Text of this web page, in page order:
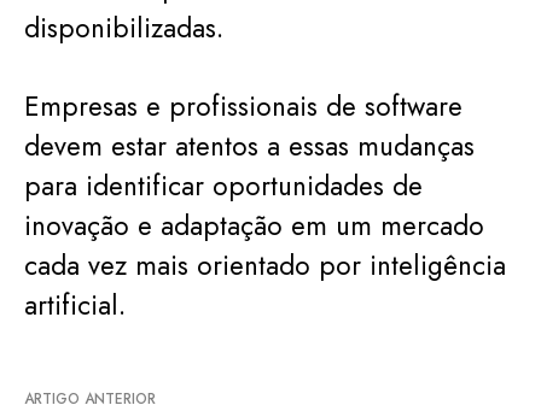
disponibilizadas.
Empresas e profissionais de software
devem estar atentos a essas mudanças
para identificar oportunidades de
inovação e adaptação em um mercado
cada vez mais orientado por inteligência
artificial.
ARTIGO ANTERIOR